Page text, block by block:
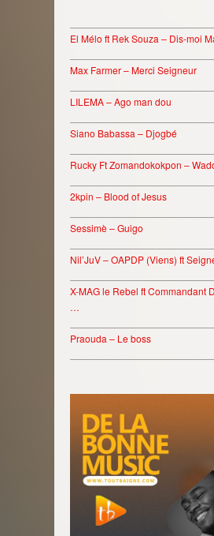
El Mélo ft Rek Souza – Dis-moi
Max Farmer – Merci Seigneur
LILEMA – Ago man dou
Siano Babassa – Djogbé
Rucky Ft Zomandokokpon –
2kpin – Blood of Jesus
Sessimè – Guigo
Nil’JuV – OAPDP (Viens) ft
X-MAG le Rebel ft Commandant
…
Praouda – Le boss